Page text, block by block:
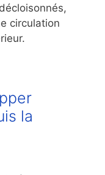
circulation
la